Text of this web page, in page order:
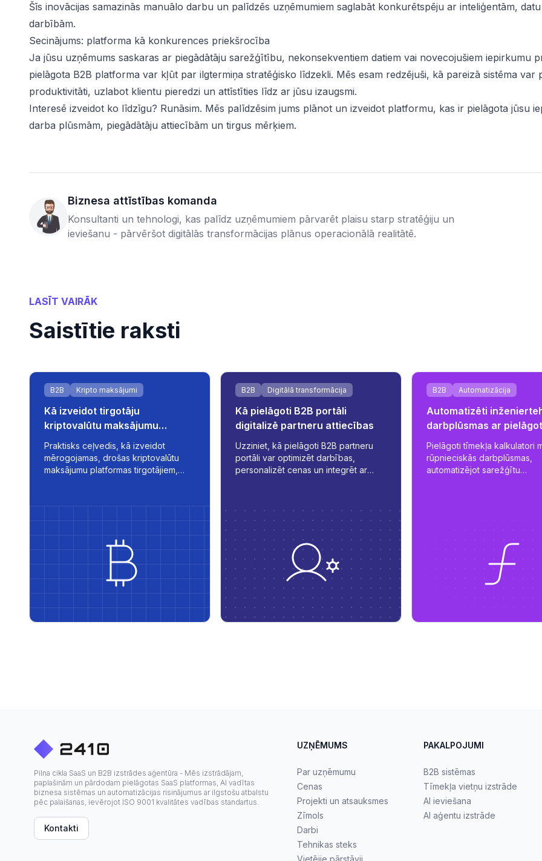
Šīs inovācijas samazinās manuālo darbu un palīdzēs uzņēmumiem saglabāt konkurētspēju ar inteliģentām,
darbībām.
Secinājums: platforma kā konkurences priekšrocība
Ja jūsu uzņēmums saskaras ar piegādātāju sarežģītību, nekonsekventiem datiem vai novecojušiem iepirkumu
pielāgota B2B platforma var kļūt par ilgtermiņa stratēģisko līdzekli. Mēs esam redzējuši, kā pareizā sistēma var
produktivitāti, uzlabot klientu pieredzi un attīstīties līdz ar jūsu izaugsmi.
Interesē izveidot ko līdzīgu? Runāsim. Mēs palīdzēsim jums plānot un izveidot platformu, kas ir pielāgota jūsu
darba plūsmām, piegādātāju attiecībām un tirgus mērķiem.
Biznesa attīstības komanda
Konsultanti un tehnologi, kas palīdz uzņēmumiem pārvarēt plaisu starp stratēģiju un
ieviešanu - pārvēršot digitālās transformācijas plānus operacionālā realitātē.
LASĪT VAIRĀK
Saistītie raksti
B2B Kripto maksājumi
Kā izveidot tirgotāju
kriptovalūtu maksājumu
platformas
Praktisks ceļvedis, kā izveidot
mērogojamas, drošas kriptovalūtu
maksājumu platformas tirgotājiem,
B2B Digitālā transformācija
Kā pielāgoti B2B portāli
digitalizē partneru attiecības
Uzziniet, kā pielāgoti B2B partneru
portāli var optimizēt darbības,
personalizēt cenas un integrēt ar
B2B Automatizācija
Automatizēti
darbplūsmas ar
tīmekļa kalkulatoriem
Pielāgoti tīmekļa kalkulatori
rūpnieciskās darbplūsmas,
automatizējot sarežģītu
pielāgojamiem rīkiem.
Pilna cikla SaaS un B2B izstrādes aģentūra - Mēs izstrādājam,
paplašinām un pārdodam pielāgotas SaaS platformas, AI vadītas
biznesa sistēmas un automatizācijas risinājumus ar ilgstošu atbalstu
pēc palaišanas, ievērojot ISO 9001 kvalitātes vadības standartus.
Kontakti
UZŅĒMUMS
Par uzņēmumu
Cenas
Projekti un atsauksmes
Zīmols
Darbi
Tehnikas steks
Vietējie pārstāvji
PAKALPOJUMI
B2B sistēmas
Tīmekļa vietņu izstrāde
AI ieviešana
AI aģentu izstrāde